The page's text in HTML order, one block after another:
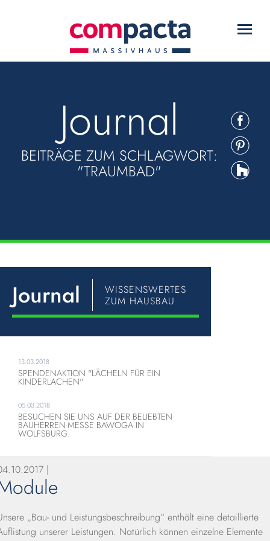
WARUM COMPACTA?
HAUSTYPEN
DOWNLOADS
KONTAKT
Journal
BEITRÄGE ZUM SCHLAGWORT:
"TRAUMBAD"
Journal
WISSENSWERTES
ZUM HAUSBAU
13.03.2018
SPENDENAKTION "LÄCHELN FÜR EIN
KINDERLACHEN"
05.03.2018
BESUCHEN SIE UNS AUF DER BELIEBTEN
BAUHERREN-MESSE BAWOGA IN
WOLFSBURG.
|
„Bau- und Leistungsbeschreibung“ enthält eine detaillierte
unserer Leistungen. Natürlich können einzelne Elemente